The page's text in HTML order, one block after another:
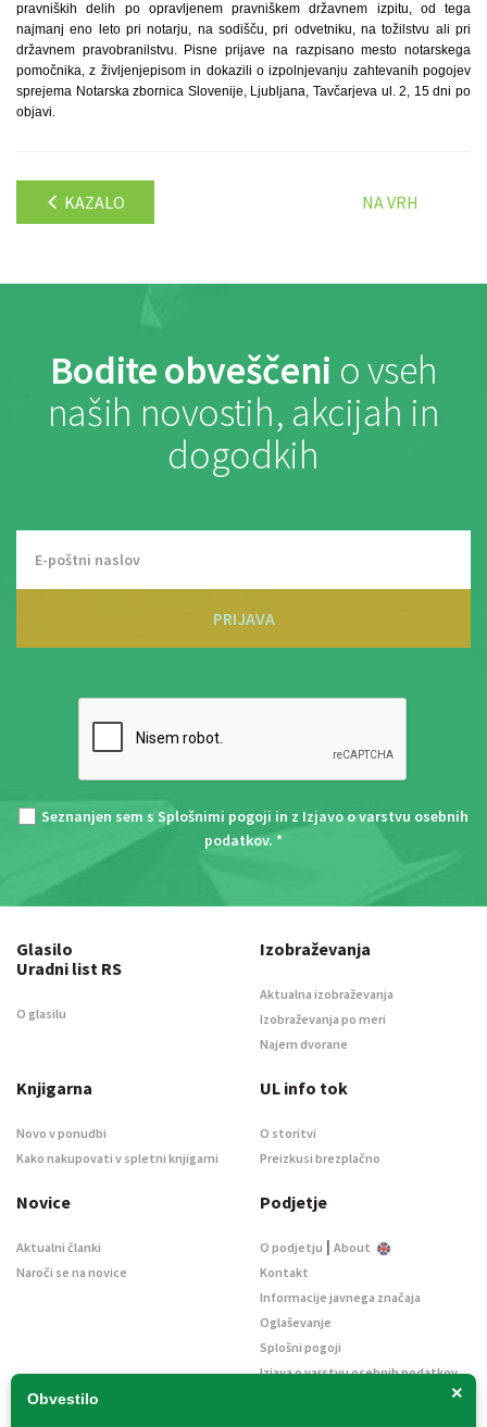
pravniških delih po opravljenem pravniškem državnem izpitu, od tega
najmanj eno leto pri notarju, na sodišču, pri odvetniku, na tožilstvu ali pri
državnem pravobranilstvu. Pisne prijave na razpisano mesto notarskega
pomočnika, z življenjepisom in dokazili o izpolnjevanju zahtevanih pogojev
sprejema Notarska zbornica Slovenije, Ljubljana, Tavčarjeva ul. 2, 15 dni po
objavi.
KAZALO NA VRH
Bodite obveščeni o vseh
naših novostih, akcijah in
dogodkih
PRIJAVA
Seznanjen sem s Splošnimi pogoji in z Izjavo o varstvu osebnih
podatkov. *
×
Obvestilo
Glasilo
Uradni list RS
O glasilu
Izobraževanja
Aktualna izobraževanja
Izobraževanja po meri
Najem dvorane
Knjigarna
Novo v ponudbi
Kako nakupovati v spletni knjigarni
UL info tok
O storitvi
Preizkusi brezplačno
Novice
Aktualni članki
Naroči se na novice
Podjetje
O podjetju | About
Kontakt
Informacije javnega značaja
Oglaševanje
Splošni pogoji
Izjava o varstvu osebnih podatkov